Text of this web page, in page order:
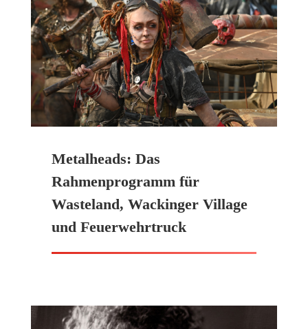
Metalheads: Das
Rahmenprogramm für
Wasteland, Wackinger Village
und Feuerwehrtruck